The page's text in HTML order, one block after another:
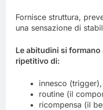
Fornisce struttura,
una sensazione di
Le abitudini si
ripetitivo di:
innesco (trigger),
routine (il
ricompensa (il